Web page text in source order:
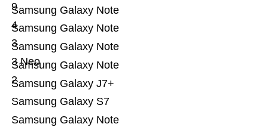
Samsung Galaxy Note
Samsung Galaxy S7
Samsung Galaxy J7+
Samsung Galaxy Note
2
Samsung Galaxy Note
3 Neo
Samsung Galaxy Note
3
Samsung Galaxy Note
4
9